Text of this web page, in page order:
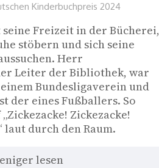
Kinderbuchpreis 2024
Freizeit in der Bücherei,
stöbern und sich seine
Herr
Leiter der Bibliothek, war
Bundesligaverein und
der eines Fußballers. So
Zickezacke!
laut durch den Raum.
lesen